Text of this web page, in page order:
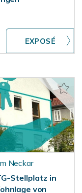
Neckar
Stellplatz in
von